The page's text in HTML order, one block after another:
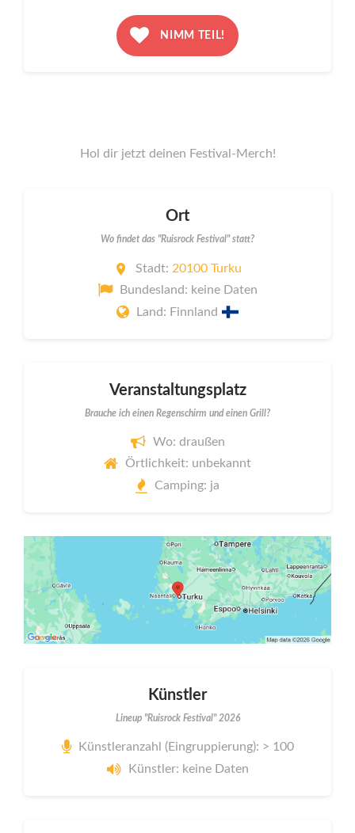
NIMM TEIL!
Hol dir jetzt deinen Festival-Merch!
Ort
Wo findet das "Ruisrock Festival" statt?
Stadt: 20100 Turku
Bundesland: keine Daten
Land: Finnland
Veranstaltungsplatz
Brauche ich einen Regenschirm und einen Grill?
Wo: draußen
Örtlichkeit: unbekannt
Camping: ja
Künstler
Lineup "Ruisrock Festival" 2026
Künstleranzahl (Eingruppierung): > 100
Künstler: keine Daten